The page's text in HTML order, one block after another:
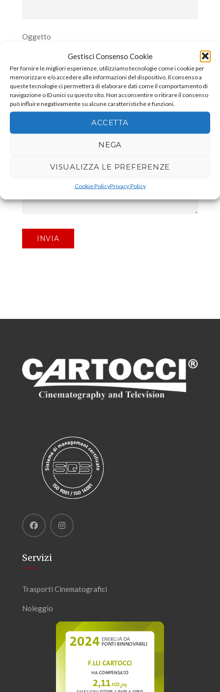
Gestisci Consenso Cookie
Per fornire le migliori esperienze, utilizziamo tecnologie come i cookie per
memorizzare e/o accedere alle informazioni del dispositivo. Il consenso a
queste tecnologie ci permetterà di elaborare dati come il comportamento di
navigazione o ID unici su questo sito. Non acconsentire o ritirare il consenso
può influire negativamente su alcune caratteristiche e funzioni.
ACCETTA
NEGA
VISUALIZZA LE PREFERENZE
Cookie PolicyPrivacy Policy
Oggetto
Il tuo messaggio (facoltativo)
Servizi
Trasporti Cinematografici
Noleggio